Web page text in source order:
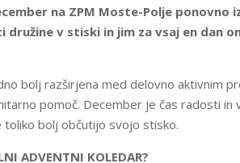
na ZPM Moste-Polje
družine v stiski in jim za vsaj en dan
bolj razširjena med delovno aktivnim
pomoč. December je čas radosti
toliko bolj občutijo svojo stisko.
ADVENTNI KOLEDAR?